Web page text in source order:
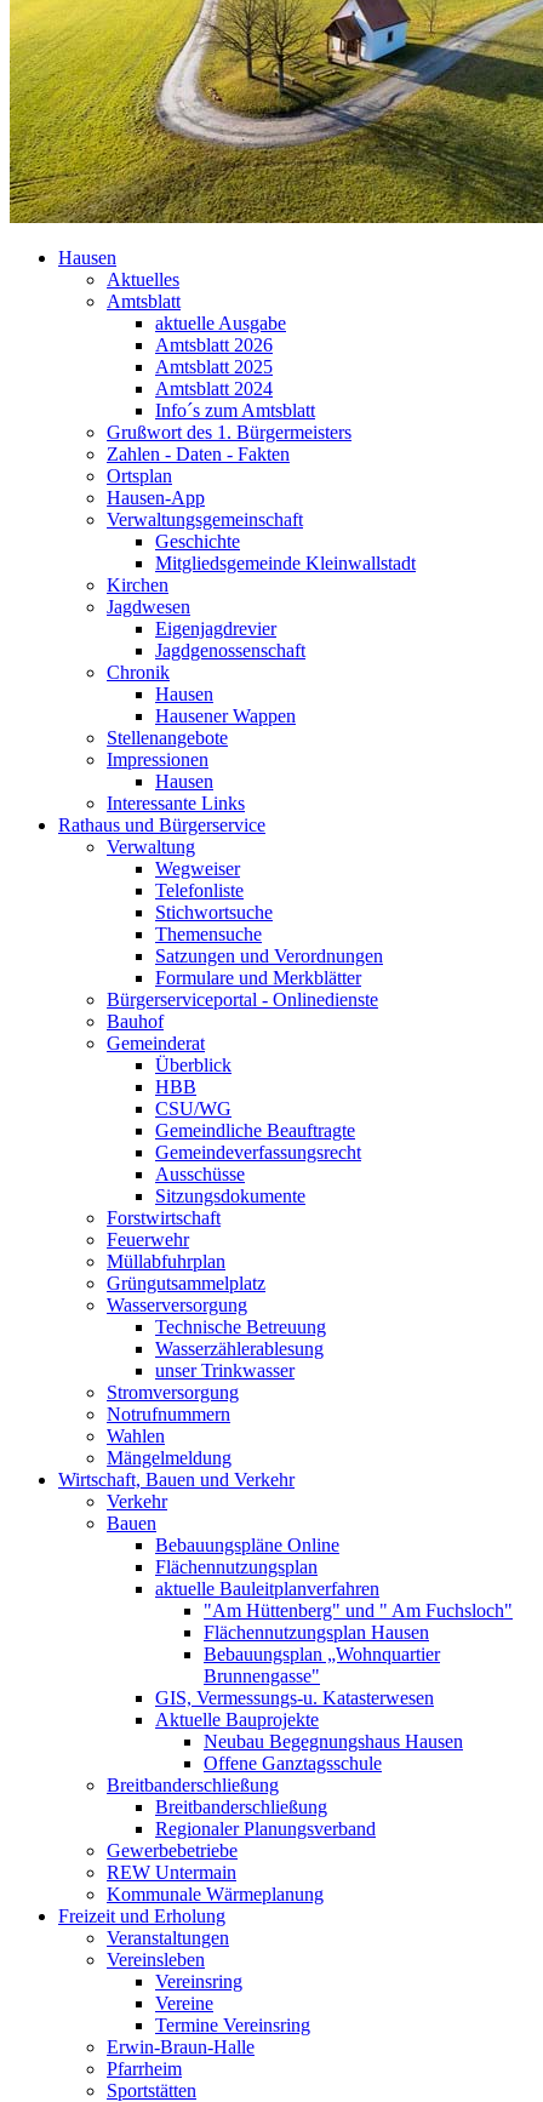
Hausen
Aktuelles
Amtsblatt
aktuelle Ausgabe
Amtsblatt 2026
Amtsblatt 2025
Amtsblatt 2024
Info´s zum Amtsblatt
Grußwort des 1. Bürgermeisters
Zahlen - Daten - Fakten
Ortsplan
Hausen-App
Verwaltungsgemeinschaft
Geschichte
Mitgliedsgemeinde Kleinwallstadt
Kirchen
Jagdwesen
Eigenjagdrevier
Jagdgenossenschaft
Chronik
Hausen
Hausener Wappen
Stellenangebote
Impressionen
Hausen
Interessante Links
Rathaus und Bürgerservice
Verwaltung
Wegweiser
Telefonliste
Stichwortsuche
Themensuche
Satzungen und Verordnungen
Formulare und Merkblätter
Bürgerserviceportal - Onlinedienste
Bauhof
Gemeinderat
Überblick
HBB
CSU/WG
Gemeindliche Beauftragte
Gemeindeverfassungsrecht
Ausschüsse
Sitzungsdokumente
Forstwirtschaft
Feuerwehr
Müllabfuhrplan
Grüngutsammelplatz
Wasserversorgung
Technische Betreuung
Wasserzählerablesung
unser Trinkwasser
Stromversorgung
Notrufnummern
Wahlen
Mängelmeldung
Wirtschaft, Bauen und Verkehr
Verkehr
Bauen
Bebauungspläne Online
Flächennutzungsplan
aktuelle Bauleitplanverfahren
"Am Hüttenberg" und " Am Fuchsloch"
Flächennutzungsplan Hausen
Bebauungsplan „Wohnquartier
Brunnengasse"
GIS, Vermessungs-u. Katasterwesen
Aktuelle Bauprojekte
Neubau Begegnungshaus Hausen
Offene Ganztagsschule
Breitbanderschließung
Breitbanderschließung
Regionaler Planungsverband
Gewerbebetriebe
REW Untermain
Kommunale Wärmeplanung
Freizeit und Erholung
Veranstaltungen
Vereinsleben
Vereinsring
Vereine
Termine Vereinsring
Erwin-Braun-Halle
Pfarrheim
Sportstätten